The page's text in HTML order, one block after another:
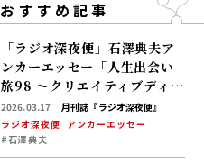
おすすめ記事
「ラジオ深夜便」石澤典夫ア
ンカーエッセー「人生出会い
旅98 ～クリエイティブディレ
クター・茅野しのぶさん」
2026.03.17
月刊誌『ラジオ深夜便』
ラジオ深夜便 アンカーエッセー
#石澤典夫